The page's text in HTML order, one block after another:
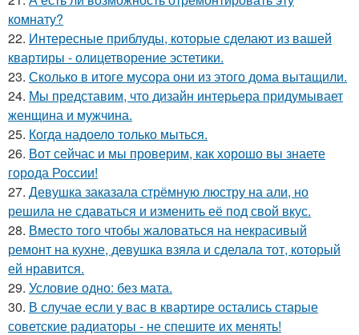
комнату?
22. Интересные приблуды, которые сделают из вашей
квартиры - олицетворение эстетики.
23. Сколько в итоге мусора они из этого дома вытащили.
24. Мы представим, что дизайн интерьера придумывает
женщина и мужчина.
25. Когда надоело только мыться.
26. Вот сейчас и мы проверим, как хорошо вы знаете
города России!
27. Девушка заказала стрёмную люстру на али, но
решила не сдаваться и изменить её под свой вкус.
28. Вместо того чтобы жаловаться на некрасивый
ремонт на кухне, девушка взяла и сделала тот, который
ей нравится.
29. Условие одно: без мата.
30. В случае если у вас в квартире остались старые
советские радиаторы - не спешите их менять!